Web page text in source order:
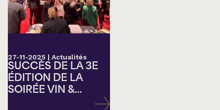
27-11-2025 | Actualités
SUCCÈS DE LA 3E
ÉDITION DE LA
SOIRÉE VIN &...